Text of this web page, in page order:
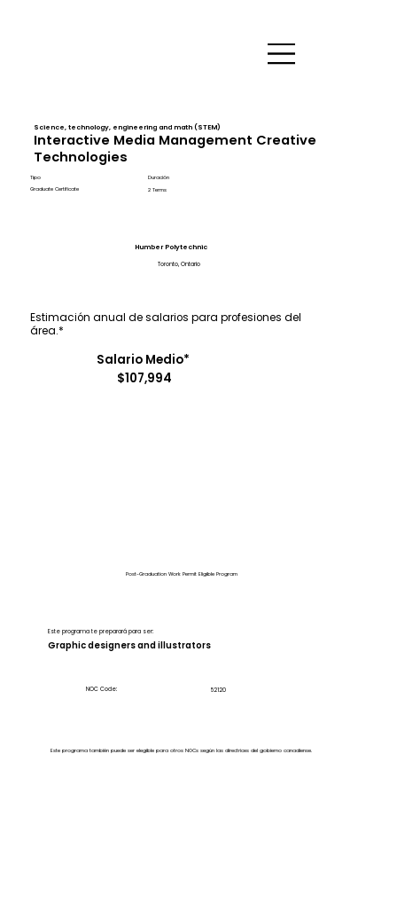
Science, technology, engineering and math (STEM)
Interactive Media Management Creative
Technologies
Tipo
Graduate Certificate
Duración
2 Terms
Humber Polytechnic
Toronto, Ontario
Salario Medio*
$107,994
Estimación anual de salarios para profesiones del
área.*
Post-Graduation Work Permit Eligible Program
Este programa te preparará para ser:
Graphic designers and illustrators
NOC Code: 52120
Este programa también puede ser elegible para otros NOCs según las directrices del gobierno canadiense.